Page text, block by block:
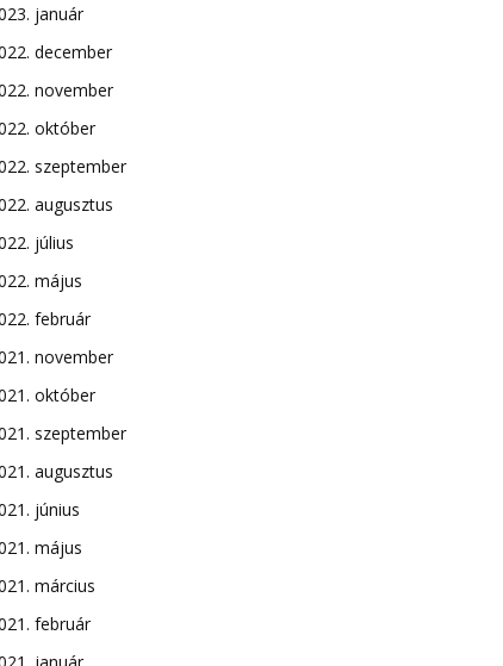
január
december
november
október
szeptember
augusztus
július
május
február
november
október
szeptember
augusztus
június
május
március
február